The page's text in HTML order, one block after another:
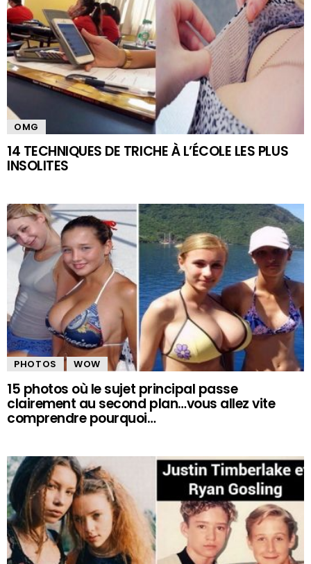
OMG
14 TECHNIQUES DE TRICHE À L’ÉCOLE LES PLUS
INSOLITES
PHOTOS WOW
15 photos où le sujet principal passe
clairement au second plan…vous allez vite
comprendre pourquoi…